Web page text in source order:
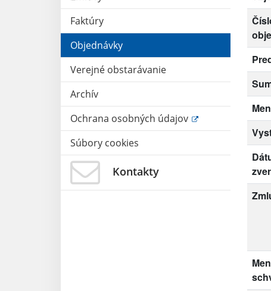
Faktúry
Objednávky
Verejné obstarávanie
Archív
Ochrana osobných údajov
Súbory cookies
Kontakty